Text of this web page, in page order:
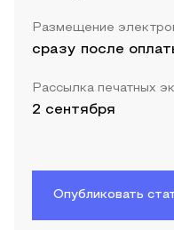
Размещение
сразу после
Рассылка печатных
2 сентября
Опубликовать